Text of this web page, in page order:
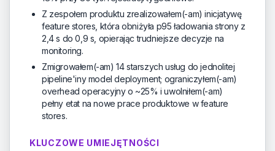
Z zespołem produktu zrealizowałem(-am) inicjatywę
feature stores, która obniżyła p95 ładowania strony z
2,4 s do 0,9 s, opierając trudniejsze decyzje na
monitoring.
Zmigrowałem(-am) 14 starszych usług do jednolitej
pipeline'iny model deployment; ograniczyłem(-am)
overhead operacyjny o ~25% i uwolniłem(-am)
pełny etat na nowe prace produktowe w feature
stores.
KLUCZOWE UMIEJĘTNOŚCI